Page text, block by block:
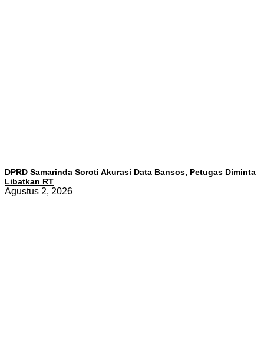
DPRD Samarinda Soroti Akurasi Data Bansos, Petugas Diminta
Libatkan RT
Agustus 2, 2026